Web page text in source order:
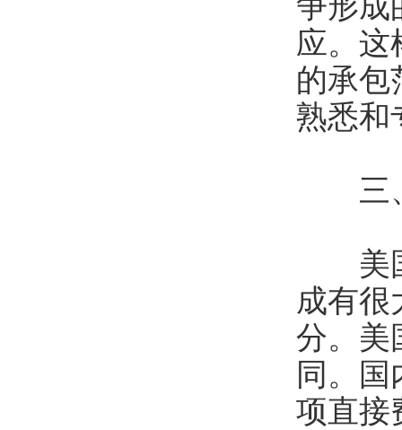
应。这
的承包
熟悉和
三、
美国
成有很
分。美
同。
项直接